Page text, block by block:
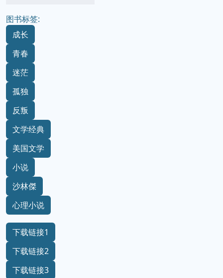
图书标签:
成长
青春
迷茫
孤独
反叛
文学经典
美国文学
小说
沙林傑
心理小说
下载链接1
下载链接2
下载链接3